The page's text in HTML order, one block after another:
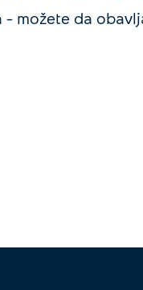
možete da